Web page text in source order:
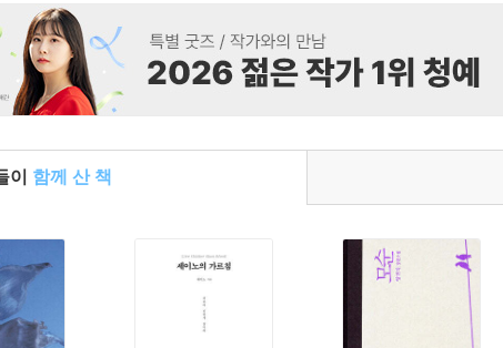
이 함께 산 책